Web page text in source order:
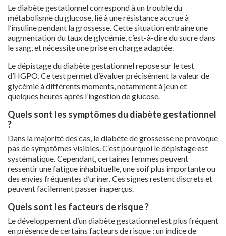
Le diabète gestationnel correspond à un trouble du
métabolisme du glucose, lié à une résistance accrue à
l’insuline pendant la grossesse. Cette situation entraîne une
augmentation du taux de glycémie, c’est-à-dire du sucre dans
le sang, et nécessite une prise en charge adaptée.
Le dépistage du diabète gestationnel repose sur le test
d’HGPO. Ce test permet d’évaluer précisément la valeur de
glycémie à différents moments, notamment à jeun et
quelques heures après l’ingestion de glucose.
Quels sont les symptômes du diabète gestationnel
?
Dans la majorité des cas, le diabète de grossesse ne provoque
pas de symptômes visibles. C’est pourquoi le dépistage est
systématique. Cependant, certaines femmes peuvent
ressentir une fatigue inhabituelle, une soif plus importante ou
des envies fréquentes d’uriner. Ces signes restent discrets et
peuvent facilement passer inaperçus.
Quels sont les facteurs de risque ?
Le développement d’un diabète gestationnel est plus fréquent
en présence de certains facteurs de risque : un indice de